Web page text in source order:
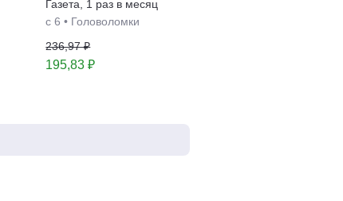
Газета
1 раз в месяц
с 6 • Головоломки
236,97 ₽
195,83 ₽